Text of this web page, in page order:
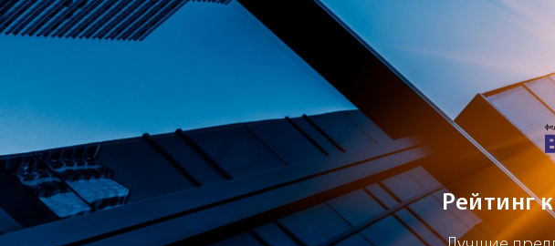
Brokery365 - Рейтинг кредитных брокеров
Рейтинг